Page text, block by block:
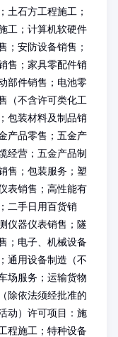
土石方工程施工；
工；计算机软硬件
；安防设备销售；
售；家具零配件销
部件销售；电池零
（不含许可类化工
包装材料及制品销
产品零售；五金产
经营；五金产品制
售；包装服务；塑
表销售；高性能有
二手日用百货销
仪器仪表销售；隧
；电子、机械设备
通用设备制造（不
场服务；运输货物
除依法须经批准的
动）许可项目：施
程施工；特种设备